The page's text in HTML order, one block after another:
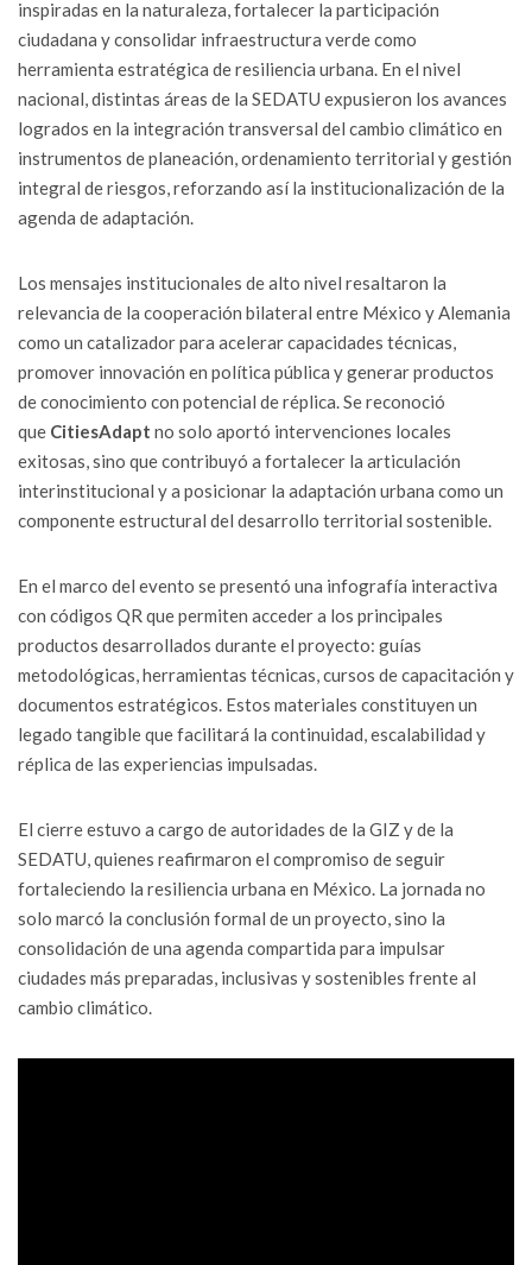
inspiradas en la naturaleza, fortalecer la participación
ciudadana y consolidar infraestructura verde como
herramienta estratégica de resiliencia urbana. En el nivel
nacional, distintas áreas de la SEDATU expusieron los avances
logrados en la integración transversal del cambio climático en
instrumentos de planeación, ordenamiento territorial y gestión
integral de riesgos, reforzando así la institucionalización de la
agenda de adaptación.
Los mensajes institucionales de alto nivel resaltaron la
relevancia de la cooperación bilateral entre México y Alemania
como un catalizador para acelerar capacidades técnicas,
promover innovación en política pública y generar productos
de conocimiento con potencial de réplica. Se reconoció
que CitiesAdapt no solo aportó intervenciones locales
exitosas, sino que contribuyó a fortalecer la articulación
interinstitucional y a posicionar la adaptación urbana como un
componente estructural del desarrollo territorial sostenible.
En el marco del evento se presentó una infografía interactiva
con códigos QR que permiten acceder a los principales
productos desarrollados durante el proyecto: guías
metodológicas, herramientas técnicas, cursos de capacitación y
documentos estratégicos. Estos materiales constituyen un
legado tangible que facilitará la continuidad, escalabilidad y
réplica de las experiencias impulsadas.
El cierre estuvo a cargo de autoridades de la GIZ y de la
SEDATU, quienes reafirmaron el compromiso de seguir
fortaleciendo la resiliencia urbana en México. La jornada no
solo marcó la conclusión formal de un proyecto, sino la
consolidación de una agenda compartida para impulsar
ciudades más preparadas, inclusivas y sostenibles frente al
cambio climático.